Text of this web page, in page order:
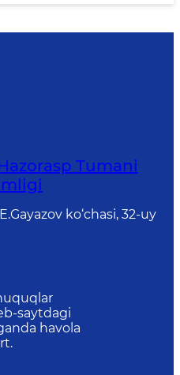
Tumani
ko‘chasi, 32-uy
saytdagi
havola